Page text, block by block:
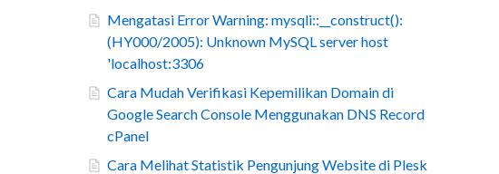
Mengatasi Error Warning: mysqli::__construct():
(HY000/2005): Unknown MySQL server host
'localhost:3306
Cara Mudah Verifikasi Kepemilikan Domain di
Google Search Console Menggunakan DNS Record
cPanel
Cara Melihat Statistik Pengunjung Website di Plesk